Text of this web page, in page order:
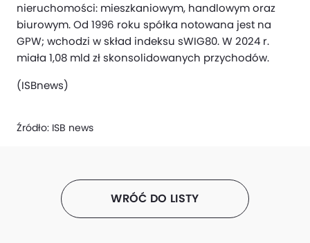
nieruchomości: mieszkaniowym, handlowym oraz
biurowym. Od 1996 roku spółka notowana jest na
GPW; wchodzi w skład indeksu sWIG80. W 2024 r.
miała 1,08 mld zł skonsolidowanych przychodów.
(ISBnews)
Źródło: ISB news
WRÓĆ DO LISTY